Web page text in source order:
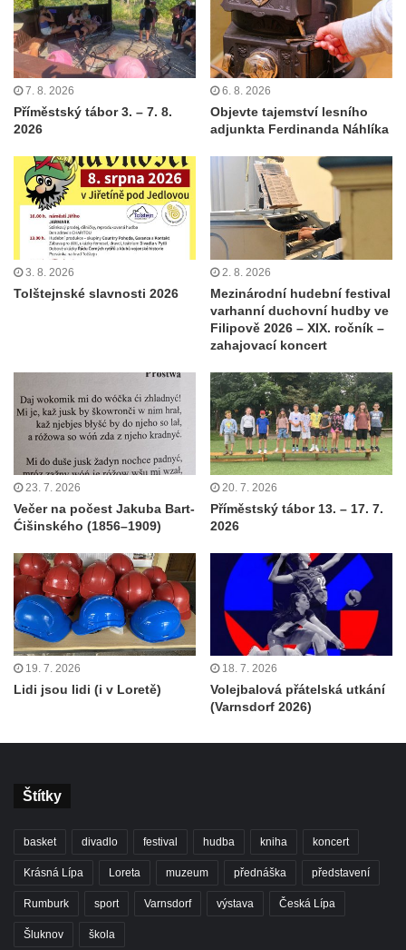
7. 8. 2026
Příměstský tábor 3. – 7. 8.
2026
6. 8. 2026
Objevte tajemství lesního
adjunkta Ferdinanda Náhlíka
3. 8. 2026
Tolštejnské slavnosti 2026
2. 8. 2026
Mezinárodní hudební festival
varhanní duchovní hudby ve
Filipově 2026 – XIX. ročník –
zahajovací koncert
23. 7. 2026
Večer na počest Jakuba Bart-
Ćišinského (1856–1909)
20. 7. 2026
Příměstský tábor 13. – 17. 7.
2026
19. 7. 2026
Lidi jsou lidi (i v Loretě)
18. 7. 2026
Volejbalová přátelská utkání
(Varnsdorf 2026)
Štítky
basket divadlo festival hudba kniha koncert
Krásná Lípa Loreta muzeum přednáška představení
Rumburk sport Varnsdorf výstava Česká Lípa
Šluknov škola